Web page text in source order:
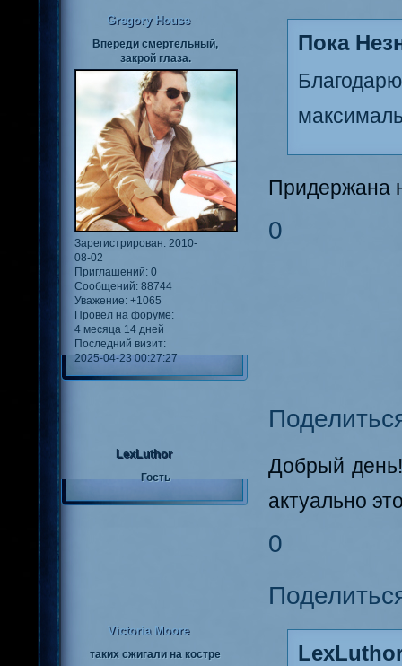
Gregory House
Впереди смертельный,
закрой глаза.
Зарегистрирован: 2010-
08-02
Приглашений: 0
Сообщений: 88744
Уважение: +1065
Провел на форуме:
4 месяца 14 дней
Последний визит:
2025-04-23 00:27:27
Пока
Придержана
0
LexLuthor
Гость
Добрый
актуально
0
Victoria Moore
таких сжигали на костре